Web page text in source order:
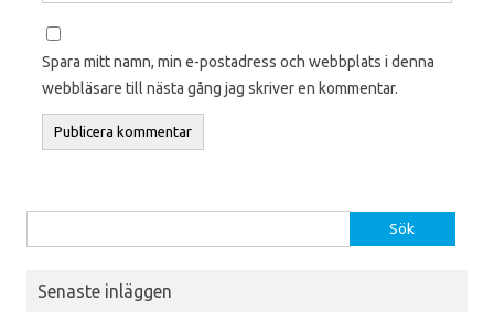
Spara mitt namn, min e-postadress och webbplats i denna
webbläsare till nästa gång jag skriver en kommentar.
Senaste inläggen